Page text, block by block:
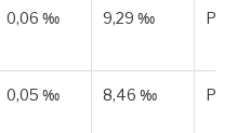
0,06 ‰ 9,29 ‰
0,05 ‰ 8,46 ‰